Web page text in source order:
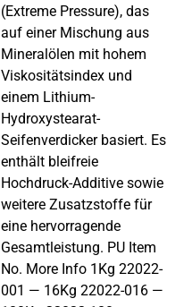
(Extreme Pressure), das
auf einer Mischung aus
Mineralölen mit hohem
Viskositätsindex und
einem Lithium-
Hydroxystearat-
Seifenverdicker basiert. Es
enthält bleifreie
Hochdruck-Additive sowie
weitere Zusatzstoffe für
eine hervorragende
Gesamtleistung. PU Item
No. More Info 1Kg 22022-
001 — 16Kg 22022-016 —